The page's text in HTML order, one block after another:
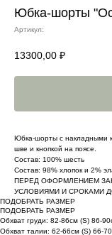
Юбка-шорты
Артикул:
13300,00 ₽
Юбка-шорты с накладными
шве и кнопкой на поясе.
Состав: 100% шесть
Состав: 98% хлопок и 2%
ПЕРЕД ОФОРМЛЕНИЕМ
УСЛОВИЯМИ И СРОКАМИ
ПОДОБРАТЬ РАЗМЕР
ПОДОБРАТЬ РАЗМЕР
Обхват груди: 82-86см (S) 86-
Обхват талии: 62-66см (S) 66-